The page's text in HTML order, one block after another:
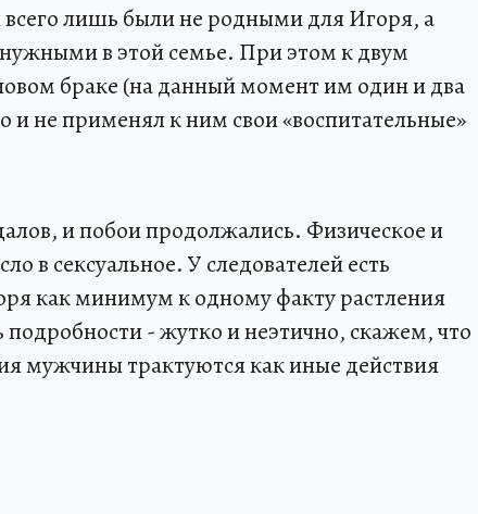
лишь были не родными для Игоря, а
в этой семье. При этом к двум
браке (на данный момент им один и два
не применял к ним свои «воспитательные»
и побои продолжались. Физическое и
в сексуальное. У следователей есть
как минимум к одному факту растления
- жутко и неэтично, скажем, что
мужчины трактуются как иные действия